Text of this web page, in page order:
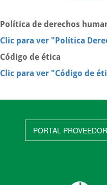
Política de derechos
Clic para ver "Política
Código de ética
Clic para ver "Código de
PORTAL